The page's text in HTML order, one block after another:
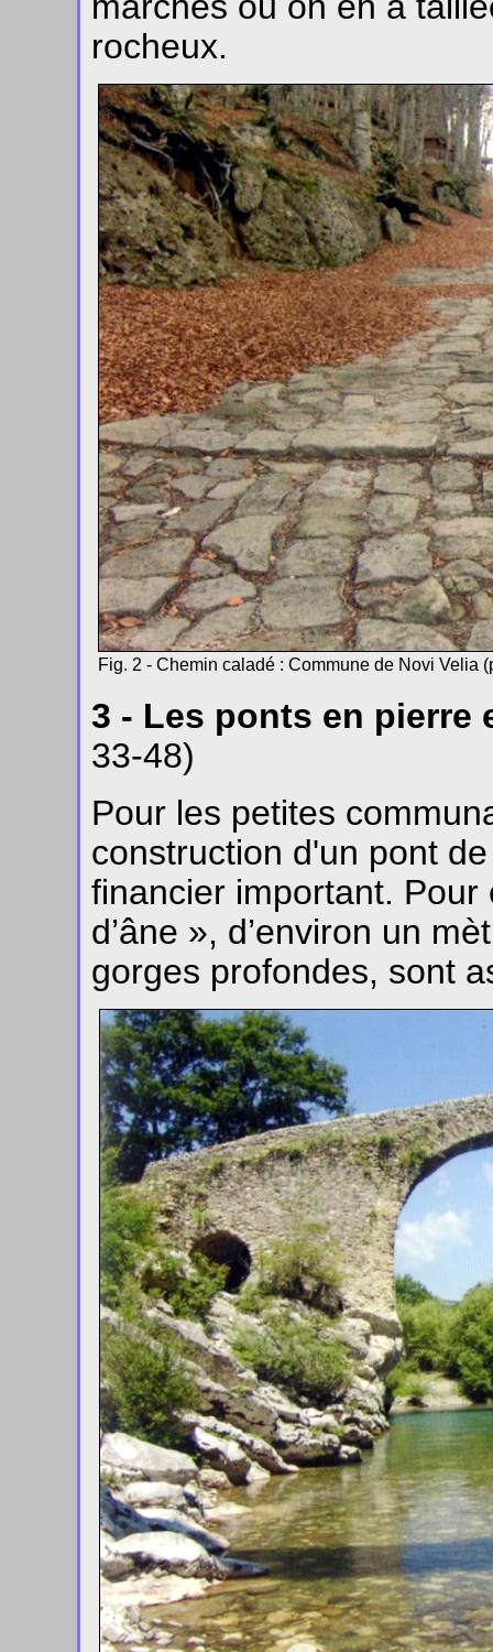
rocheux.
Fig. 2 - Chemin caladé : Commune de Novi Velia
3 - Les ponts en
33-48)
Pour les petites
construction d'un pont
financier important.
d’âne », d’environ un
gorges profondes, sont